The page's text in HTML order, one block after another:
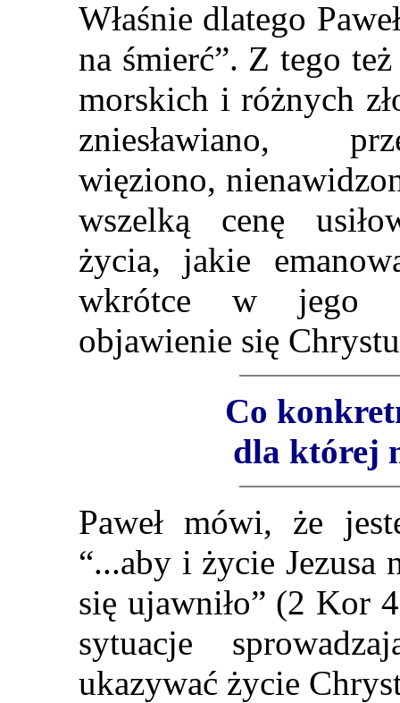
Właśnie dlatego
na śmierć”. Z tego
morskich i różnych
zniesławiano,
więziono,
wszelką cenę
życia, jakie
wkrótce w jego
objawienie się
Co
dla której
Paweł mówi, że
“...aby i życie Jezusa
się ujawniło” (2 Kor
sytuacje
ukazywać życie